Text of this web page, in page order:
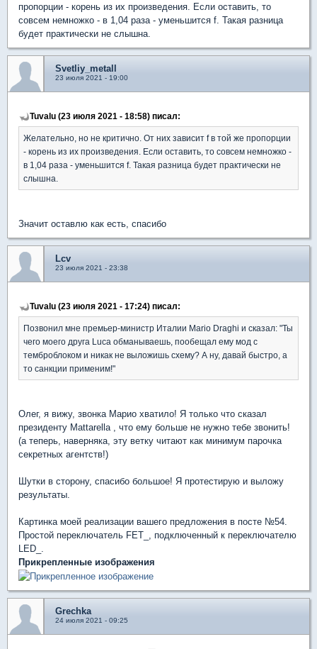
пропорции - корень из их произведения. Если оставить, то
совсем немножко - в 1,04 раза - уменьшится f. Такая разница
будет практически не слышна.
Svetliy_metall
23 июля 2021 - 19:00
Tuvalu (23 июля 2021 - 18:58) писал:
Желательно, но не критично. От них зависит f в той же пропорции
- корень из их произведения. Если оставить, то совсем немножко -
в 1,04 раза - уменьшится f. Такая разница будет практически не
слышна.
Значит оставлю как есть, спасибо
Lcv
23 июля 2021 - 23:38
Tuvalu (23 июля 2021 - 17:24) писал:
Позвонил мне премьер-министр Италии Mario Draghi и сказал: "Ты
чего моего друга Luca обманываешь, пообещал ему мод с
темброблоком и никак не выложишь схему? А ну, давай быстро, а
то санкции применим!"
Олег, я вижу, звонка Марио хватило! Я только что сказал
президенту Mattarella , что ему больше не нужно тебе звонить!
(а теперь, наверняка, эту ветку читают как минимум парочка
секретных агентств!)
Шутки в сторону, спасибо большое! Я протестирую и выложу
результаты.
Картинка моей реализации вашего предложения в посте №54.
Простой переключатель FET_, подключенный к переключателю
LED_.
Прикрепленные изображения
Grechka
24 июля 2021 - 09:25